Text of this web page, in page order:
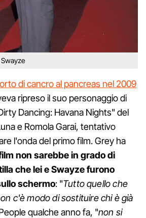
di cancro al pancreas nel 2009
ripreso il suo personaggio di
Dancing: Havana Nights" del
e Romola Garai, tentativo
l'onda del primo film. Grey ha
non sarebbe in grado di
che lei e Swayze furono
schermo: "Tutto quello che
c'è modo di sostituire chi è già
qualche anno fa, "non si